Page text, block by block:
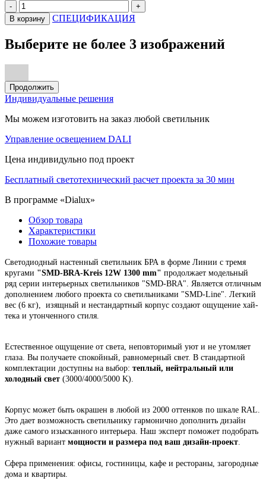
-
+
В корзину
СПЕЦИФИКАЦИЯ
Выберите не более 3 изображений
Продолжить
Индивидуальные решения
Мы можем изготовить на заказ любой светильник
Управление освещением DALI
Цена индивидульно под проект
Бесплатный светотехнический расчет проекта за 30 мин
В программе «Dialux»
Обзор товара
Характеристики
Похожие товары
Светодиодный настенный светильник БРА в форме Линии с тремя
кругами "SMD-BRA-Kreis 12W 1300 mm" продолжает модельный
ряд серии интерьерных светильников "SMD-BRA". Является отличным
дополнением любого проекта со светильниками "SMD-Line". Легкий
вес (6 кг), изящный и нестандартный корпус создают ощущение хай-
тека и утонченного стиля.
Естественное ощущение от света, неповторимый уют и не утомляет
глаза. Вы получаете спокойный, равномерный свет. В стандартной
комплектации доступны на выбор: теплый, нейтральный или
холодный свет (3000/4000/5000 K).
Корпус может быть окрашен в любой из 2000 оттенков по шкале RAL.
Это дает возможность светильнику гармонично дополнить дизайн
даже самого изысканного интерьера. Наш эксперт поможет подобрать
нужный вариант мощности и размера под ваш дизайн-проект.
Сфера применения: офисы, гостиницы, кафе и рестораны, загородные
дома и квартиры.